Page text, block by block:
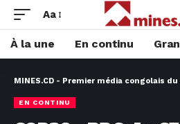
Aa
À la une En continu
MINES.CD - Premier média congolais
EN CONTINU